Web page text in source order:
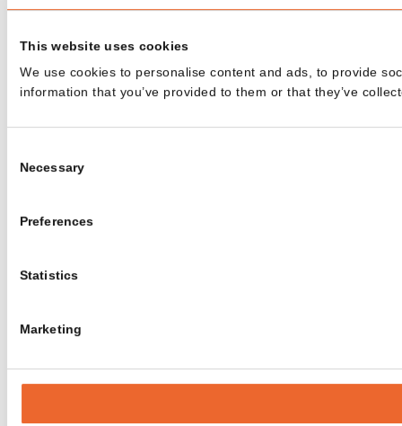
This website uses cookies
We use cookies to personalise content and ads, to provide
information that you’ve provided to them or that they’ve
Selection
Necessary
Preferences
Statistics
Marketing